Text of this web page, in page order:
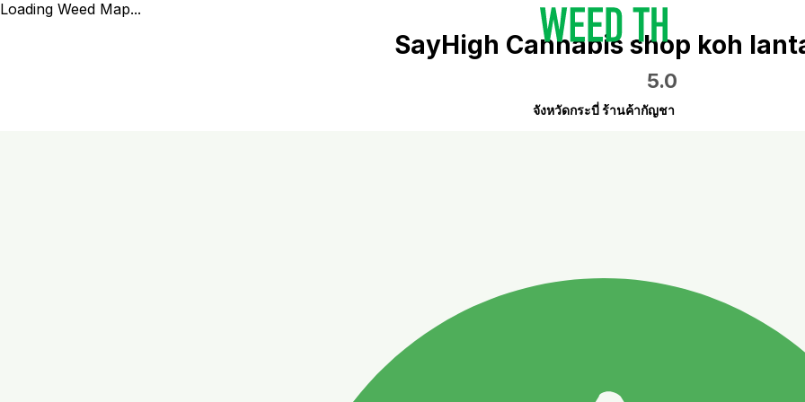
Loading Weed Map...
SayHigh Cannabis shop koh
5.0
จังหวัดกระบี่ ร้านค้ากัญชา